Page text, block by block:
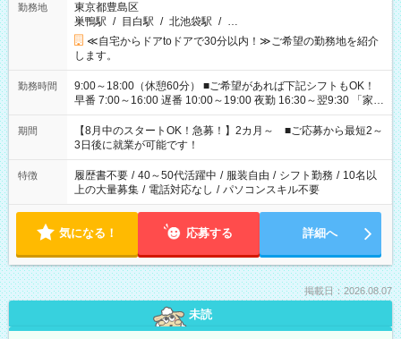
勤務地
東京都豊島区
巣鴨駅 / 目白駅 / 北池袋駅 / …
≪自宅からドアtoドアで30分以内！≫ご希望の勤務地を紹介
します。
勤務時間
9:00～18:00（休憩60分） ■ご希望があれば下記シフトもOK！
早番 7:00～16:00 遅番 10:00～19:00 夜勤 16:30～翌9:30 「家族
と休みを合わせたい」 「余裕を持って夕飯の準備がしたい」
「できれば残業はしたくない」 など、ご希望を教えてください
ね。 ※Wワーク希望の方へ 今ご覧のお仕事で希望する勤務時間
と、もう1つのお仕事の勤務時間。 合計で週40時間を超える場
合は応募できません。
期間
【8月中のスタートOK！急募！】2カ月～ ■ご応募から最短2～
3日後に就業が可能です！
特徴 履歴書不要 / 40～50代活躍中 / 服装自由 / シフト勤務 / 10名以
上の大量募集 / 電話対応なし / パソコンスキル不要
気になる！ 応募する 詳細へ
掲載日：2026.08.07
未読